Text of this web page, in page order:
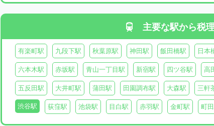
御蔵島 八丈島 青ヶ島 小笠原村
主要な駅から税
有楽町駅 九段下駅 秋葉原駅 神田駅 飯田橋駅 日本
六本木駅 赤坂駅 青山一丁目駅 新宿駅 四ツ谷駅 高
五反田駅 大井町駅 蒲田駅 田園調布駅 大森駅 三軒
渋谷駅 荻窪駅 池袋駅 目白駅 赤羽駅 金町駅 町